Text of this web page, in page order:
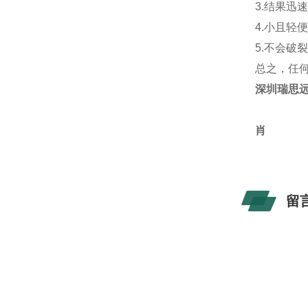
3.结果迅
4.小且轻
5.不会破
总之，任
深圳瑞思
肖
留